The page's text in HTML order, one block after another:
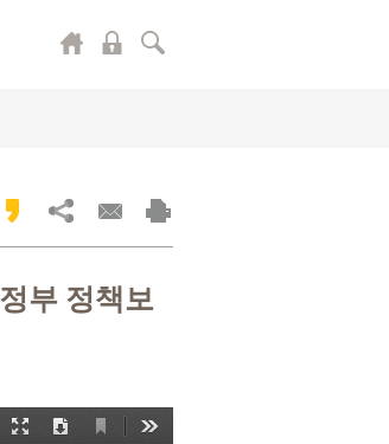
부 정책보